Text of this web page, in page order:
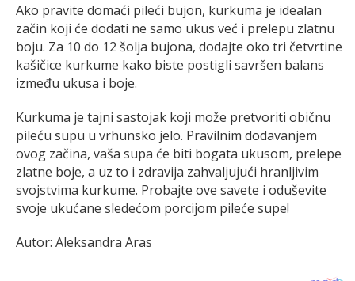
Ako pravite domaći pileći bujon, kurkuma je idealan
začin koji će dodati ne samo ukus već i prelepu zlatnu
boju. Za 10 do 12 šolja bujona, dodajte oko tri četvrtine
kašičice kurkume kako biste postigli savršen balans
između ukusa i boje.
Kurkuma je tajni sastojak koji može pretvoriti običnu
pileću supu u vrhunsko jelo. Pravilnim dodavanjem
ovog začina, vaša supa će biti bogata ukusom, prelepe
zlatne boje, a uz to i zdravija zahvaljujući hranljivim
svojstvima kurkume. Probajte ove savete i oduševite
svoje ukućane sledećom porcijom pileće supe!
Autor: Aleksandra Aras